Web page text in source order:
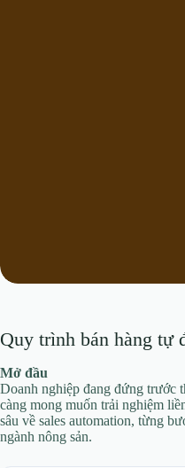
Quy trình bán hàng tự
Mở đầu
Doanh nghiệp đang đứng trước
càng mong muốn trải nghiệm
sâu về sales automation, từng
ngành nông sản.